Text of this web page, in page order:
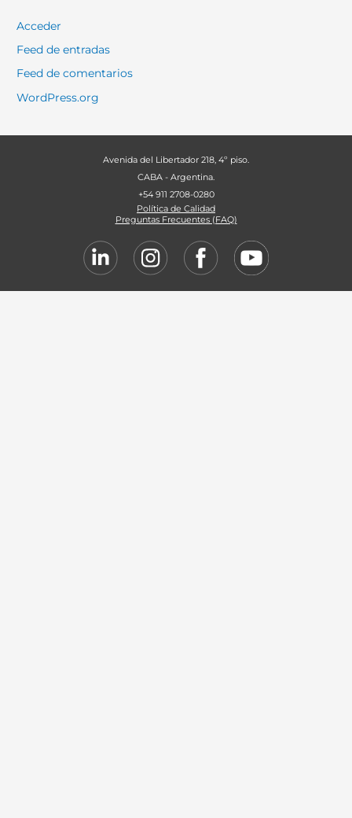
Acceder
Feed de entradas
Feed de comentarios
WordPress.org
Avenida del Libertador 218, 4º piso.
CABA - Argentina.
+54 911 2708-0280
Política de Calidad
Preguntas Frecuentes (FAQ)